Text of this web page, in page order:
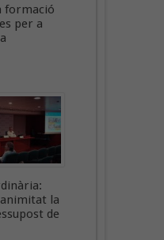
formació
per a
la
de